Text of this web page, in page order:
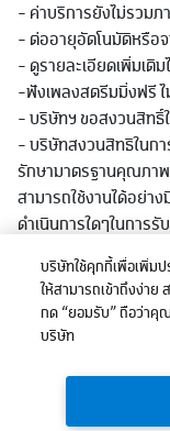
- ค่าบริการยังไม่รวมภ
- ต่ออายุอัตโนมัติหรือ
- ดูรายละเอียดเพิ่มเ
-ฟังเพลงสตรีมมิ่งฟรี ไ
- บริษัทฯ ขอสงวนสิทธิ์
- บริษัทสงวนสิทธิในกา
รักษามาตรฐานคุณภาพ
สามารถใช้งานได้อย่า
ดำเนินการใดๆในการ
ดาวน์โหลด และ/หรือ
รับส่งข้อมูลในปริมา
หรือเกิดความไม่เป็นธ
บริการอื่นและ/หรือต่อ
ใช้งาน พื้นที่ให้บริกา
บริษัทใช้คุกกี้เพื่อเพิ่มป
ให้สามารถเข้าถึงง่าย
กด “ยอมรับ” ถือว่าคุ
บริษัท